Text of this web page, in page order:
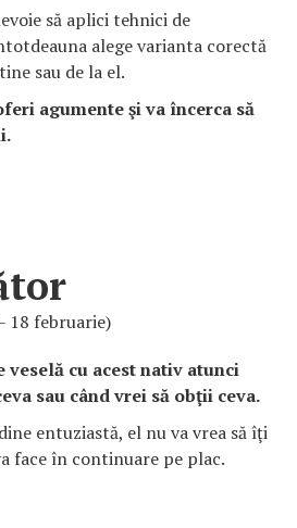
să aplici tehnici de
alege varianta corectă
sau de la el.
agumente şi va încerca să
18 februarie)
cu acest nativ atunci
sau când vrei să obţii ceva.
entuziastă, el nu va vrea să îţi
face în continuare pe plac.